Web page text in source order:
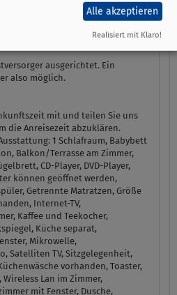
der Wohnung hinterlegt.
ausgerichtet. Ein
also möglich.
mit und teilen Sie uns
die Anreisezeit abzuklären.
1 Schlafraum, Babybett
Balkon/Terrasse am Zimmer,
CD-Player, DVD-Player,
können geöffnet werden,
Getrennte Matratzen, Größe
Internet-TV,
Kaffee und Teekocher,
Küche separat,
Mikrowelle,
Satelliten TV, Sitzgelegenheit,
vorhanden, Toaster,
Lan im Zimmer,
mit Fenster, Dusche,
Alle akzeptieren
Realisiert mit Klaro!